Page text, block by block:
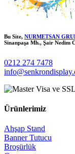
Bu Site, NURMETSAN
Sinanpaşa Mh., Şair Nedim
0212 274 7478
Ürünlerimiz
Ahşap Stand
Banner Tutucu
Broşürlük